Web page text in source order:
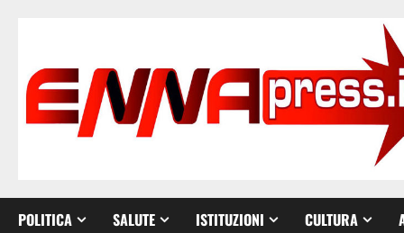
POLITICA SALUTE ISTITUZIONI CULTURA